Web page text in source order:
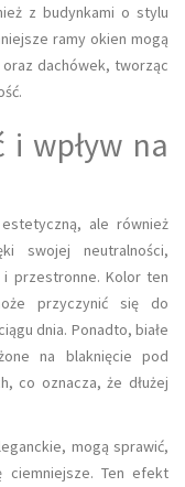
z budynkami o stylu
ramy okien mogą
dachówek, tworząc
i wpływ na
ale również
swojej neutralności,
przestronne. Kolor ten
przyczynić się do
dnia. Ponadto, białe
na blaknięcie pod
co oznacza, że dłużej
mogą sprawić,
ciemniejsze. Ten efekt